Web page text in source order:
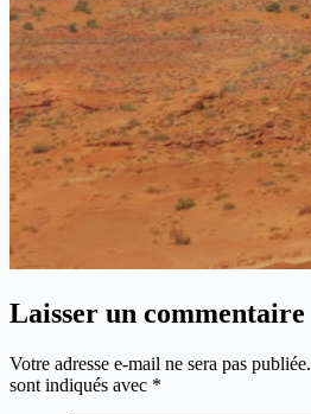
Laisser un commentaire
Votre adresse e-mail ne sera pas publiée.
sont indiqués avec *